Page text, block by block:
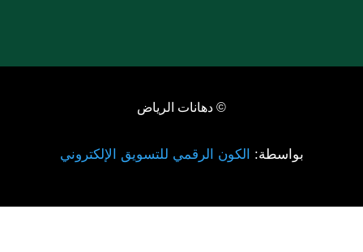
© دهانات الرياض
بواسطة: الكون الرقمي للتسويق الإلكتروني